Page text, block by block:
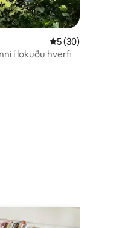
5 af 5 í
5 (30)
í lokuðu hverfi